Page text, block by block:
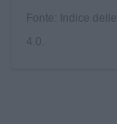
Fonte: Indice